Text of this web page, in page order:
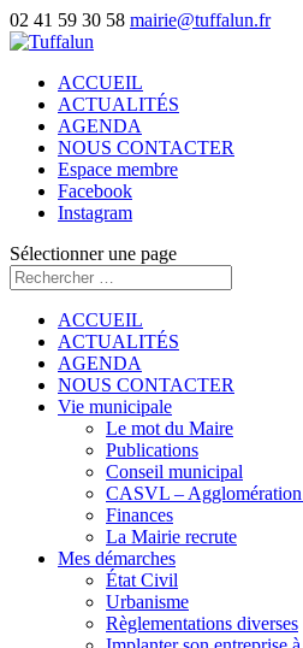
02 41 59 30 58 mairie@tuffalun.fr
ACCUEIL
ACTUALITÉS
AGENDA
NOUS CONTACTER
Espace membre
Facebook
Instagram
Sélectionner une page
ACCUEIL
ACTUALITÉS
AGENDA
NOUS CONTACTER
Vie municipale
Le mot du Maire
Publications
Conseil municipal
CASVL – Agglomération
Finances
La Mairie recrute
Mes démarches
État Civil
Urbanisme
Règlementations diverses